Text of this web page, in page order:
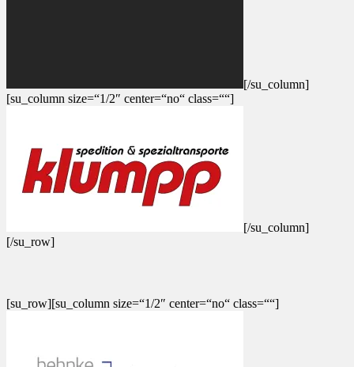
[/su_column]
[su_column size=“1/2″ center=“no“ class=““]
[/su_column]
[/su_row]
[su_row][su_column size=“1/2″ center=“no“ class=““]